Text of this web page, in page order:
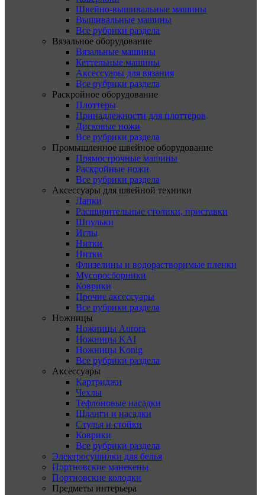
Швейно-вышивальные машины
Вышивальные машины
Все рубрики раздела
Вязальное оборудование
Вязальные машины
Кеттельные машины
Аксессуары для вязания
Все рубрики раздела
Раскройное оборудование
Плоттеры
Принадлежности для плоттеров
Дисковые ножи
Все рубрики раздела
Промышленное швейное оборудование
Прямострочные машины
Раскройные ножи
Все рубрики раздела
Аксессуары для швейной техники
Лапки
Расширительные столики, приставки
Шпульки
Иглы
Нитки
Нитки
Флизелины и водорастворимые пленки
Мусоросборники
Коврики
Прочие аксессуары
Все рубрики раздела
Ножницы
Ножницы Aurora
Ножницы KAI
Ножницы Konig
Все рубрики раздела
Аксессуары
Картриджи
Чехлы
Тефлоновые насадки
Шланги и насадки
Стулья и стойки
Коврики
Все рубрики раздела
Электросушилки для белья
Портновские манекены
Портновские колодки
Предметы интерьера